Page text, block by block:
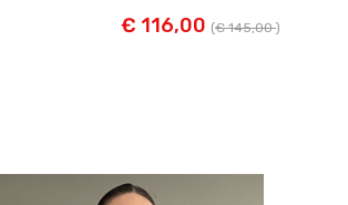
€ 116,00 (€ 145,00)